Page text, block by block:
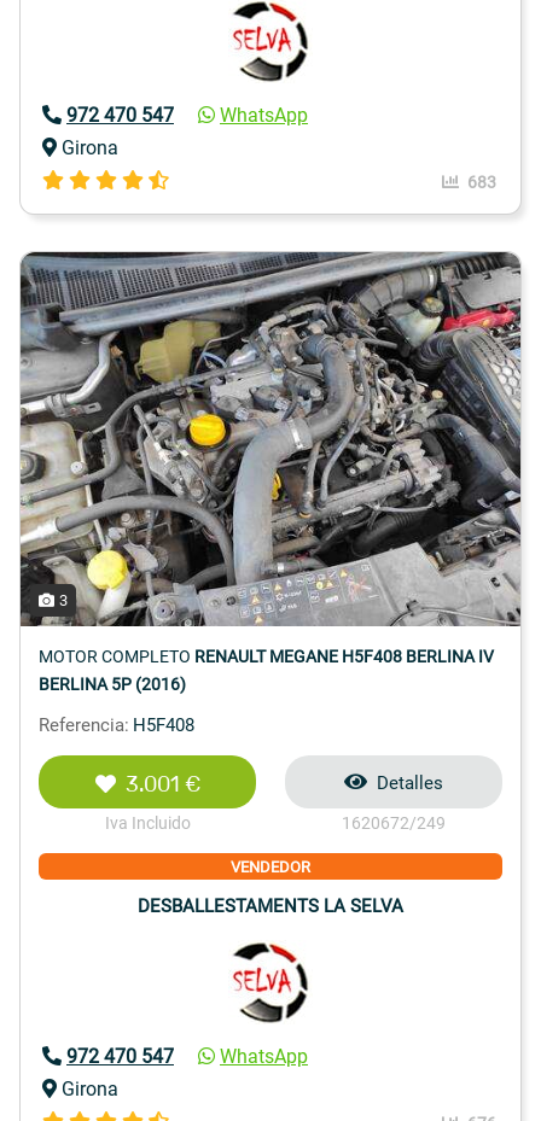
972 470 547
WhatsApp
Girona
683
3
MOTOR COMPLETO RENAULT MEGANE H5F408 BERLINA IV
BERLINA 5P (2016)
Referencia: H5F408
3.001 €
Iva Incluido
Detalles
1620672/249
VENDEDOR
DESBALLESTAMENTS LA SELVA
972 470 547
WhatsApp
Girona